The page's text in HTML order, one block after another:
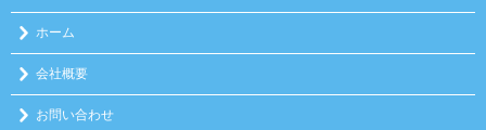
ホーム
会社概要
お問い合わせ